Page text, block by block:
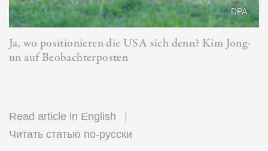
DPA
Ja, wo positionieren die USA sich denn? Kim Jong-
un auf Beobachterposten
Read article in English
Читать статью по-русски